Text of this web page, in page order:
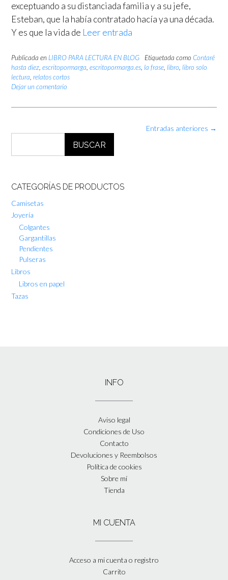
exceptuando a su distanciada familia y a su jefe,
Esteban, que la había contratado hacía ya una década.
Y es que la vida de Leer entrada
Publicada en LIBRO PARA LECTURA EN BLOG Etiquetada como Contaré
hasta diez escritopormarga escritopormarga.es la frase libro libro solo
lectura relatos cortos
Dejar un comentario
Entradas anteriores →
BUSCAR
CATEGORÍAS DE PRODUCTOS
Camisetas
Joyería
Colgantes
Gargantillas
Pendientes
Pulseras
Libros
Libros en papel
Tazas
INFO
Aviso legal
Condiciones de Uso
Contacto
Devoluciones y Reembolsos
Política de cookies
Sobre mí
Tienda
MI CUENTA
Acceso a mi cuenta o registro
Carrito